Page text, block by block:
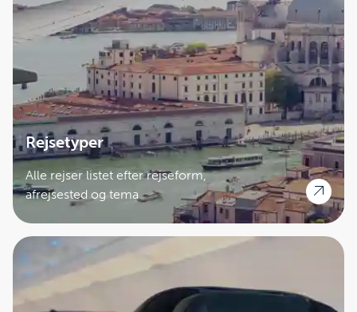
Rejsetyper
Alle rejser listet efter rejseform,
afrejsested og tema